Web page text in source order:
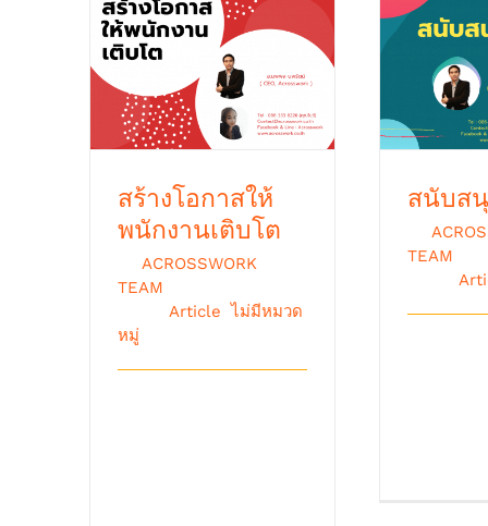
สร้างโอกาสให้พนักงาน
เติบโต
สร้างโอกาสให้
พนักงานเติบโต
ACROSSWORK
TEAM
Article ไม่มีหมวด
หมู่
สนับส
สนับส
TEAM